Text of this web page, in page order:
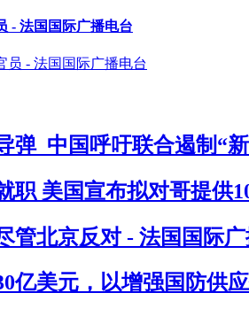
- 法国国际广播电台
弹 中国呼吁联合遏制“
职 美国宣布拟对哥提供
管北京反对 - 法国国际
亿美元，以增强国防供